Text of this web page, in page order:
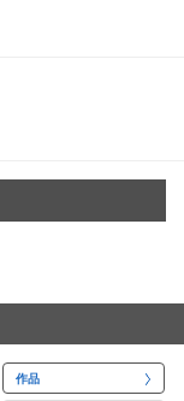
作品